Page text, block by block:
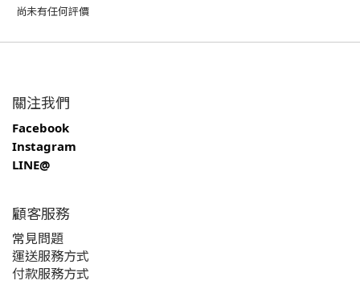
尚未有任何評價
關注我們
Facebook
Instagram
LINE@
顧客服務
常見問題
運送服務方式
付款服務方式